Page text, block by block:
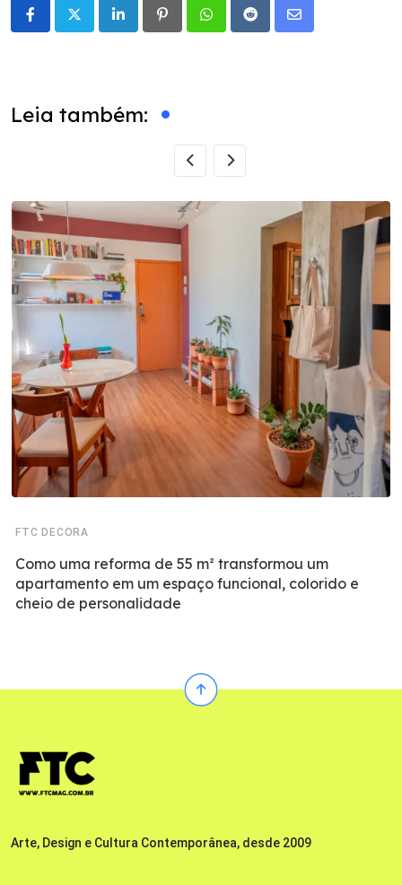
LinkedIn PinterestWhatsappRedditShare
Leia também:
FTC DECORA
Como uma reforma de 55 m² transformou um
apartamento em um espaço funcional, colorido e
cheio de personalidade
Arte, Design e Cultura Contemporânea, desde 2009